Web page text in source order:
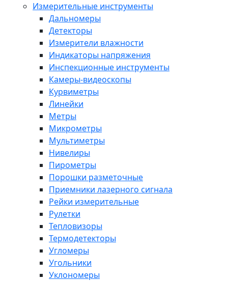
Измерительные инструменты
Дальномеры
Детекторы
Измерители влажности
Индикаторы напряжения
Инспекционные инструменты
Камеры-видеоскопы
Курвиметры
Линейки
Метры
Микрометры
Мультиметры
Нивелиры
Пирометры
Порошки разметочные
Приемники лазерного сигнала
Рейки измерительные
Рулетки
Тепловизоры
Термодетекторы
Угломеры
Угольники
Уклономеры